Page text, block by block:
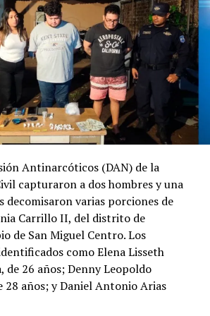
por la
de H. D.
activó
de
en
con la
.
ha
sin ser
de ningún
Antinarcóticos (DAN) de la
capturaron a dos hombres y una
decomisaron varias porciones de
Carrillo II, del distrito de
de San Miguel Centro. Los
como Elena Lisseth
de 26 años; Denny Leopoldo
28 años; y Daniel Antonio Arias